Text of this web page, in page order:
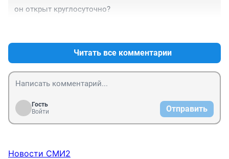
он открыт круглосуточно?
Читать все комментарии
Гость
Войти
Отправить
Новости СМИ2